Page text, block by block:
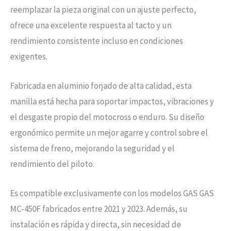
reemplazar la pieza original con un ajuste perfecto,
ofrece una excelente respuesta al tacto y un
rendimiento consistente incluso en condiciones
exigentes.
Fabricada en aluminio forjado de alta calidad, esta
manilla está hecha para soportar impactos, vibraciones y
el desgaste propio del motocross o enduro. Su diseño
ergonómico permite un mejor agarre y control sobre el
sistema de freno, mejorando la seguridad y el
rendimiento del piloto.
Es compatible exclusivamente con los modelos GAS GAS
MC-450F fabricados entre 2021 y 2023. Además, su
instalación es rápida y directa, sin necesidad de